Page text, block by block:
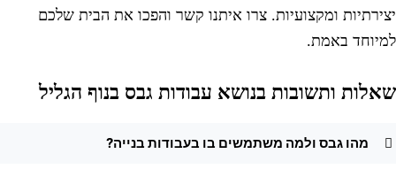
ומקצועיות. צרו איתנו קשר והפכו את הבית שלכם
באמת.
ותשובות בנושא עבודות גבס בנוף הגליל
מהו גבס ולמה משתמשים בו בעבודות בנייה?